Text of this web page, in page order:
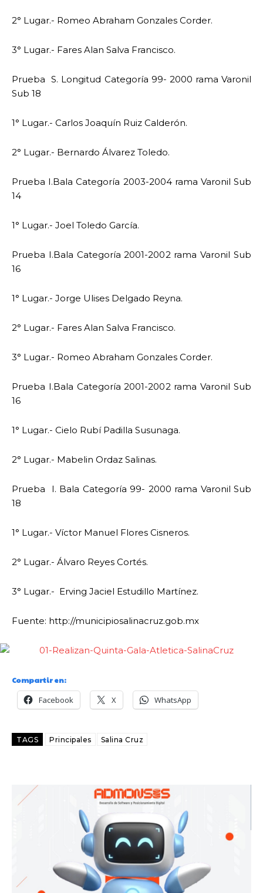
2° Lugar.- Romeo Abraham Gonzales Corder.
3° Lugar.- Fares Alan Salva Francisco.
Prueba S. Longitud Categoría 99- 2000 rama Varonil
Sub 18
1° Lugar.- Carlos Joaquín Ruiz Calderón.
2° Lugar.- Bernardo Álvarez Toledo.
Prueba I.Bala Categoría 2003-2004 rama Varonil Sub
14
1° Lugar.- Joel Toledo García.
Prueba I.Bala Categoría 2001-2002 rama Varonil Sub
16
1° Lugar.- Jorge Ulises Delgado Reyna.
2° Lugar.- Fares Alan Salva Francisco.
3° Lugar.- Romeo Abraham Gonzales Corder.
Prueba I.Bala Categoría 2001-2002 rama Varonil Sub
16
1° Lugar.- Cielo Rubí Padilla Susunaga.
2° Lugar.- Mabelin Ordaz Salinas.
Prueba I. Bala Categoría 99- 2000 rama Varonil Sub
18
1° Lugar.- Víctor Manuel Flores Cisneros.
2° Lugar.- Álvaro Reyes Cortés.
3° Lugar.- Erving Jaciel Estudillo Martínez.
Fuente: http://municipiosalinacruz.gob.mx
Compartir en:
Facebook X WhatsApp
TAGS Principales Salina Cruz